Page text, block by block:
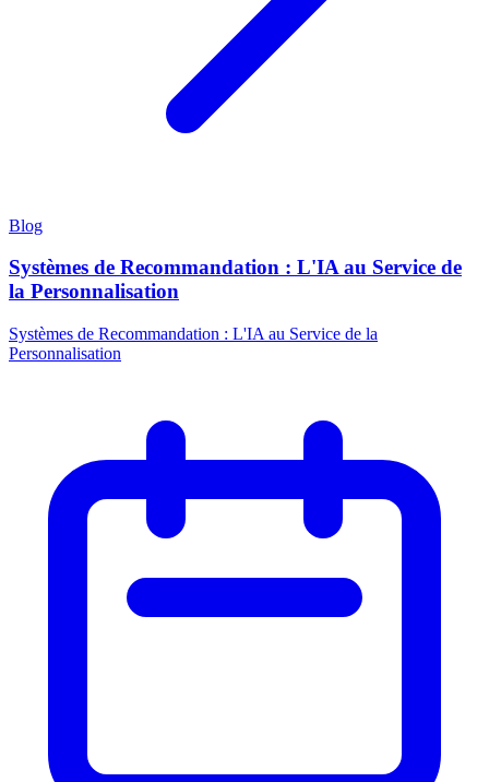
Blog
Systèmes de Recommandation : L'IA au Service de
la Personnalisation
Systèmes de Recommandation : L'IA au Service de la
Personnalisation